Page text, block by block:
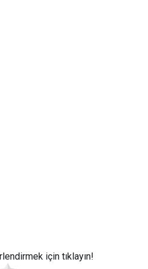
için tıklayın!